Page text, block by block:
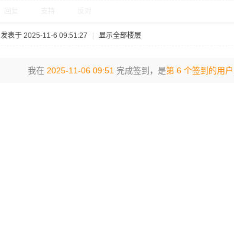
发表于 2025-11-6 09:51:27 显示全部楼层
我在 2025-11-06 09:51 完成签到，是第 6 个签到的用户